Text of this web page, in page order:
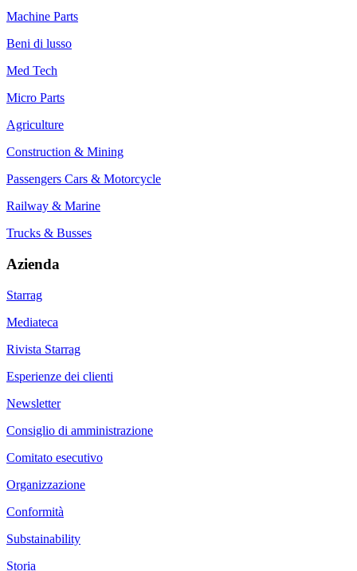
Machine Parts
Beni di lusso
Med Tech
Micro Parts
Agriculture
Construction & Mining
Passengers Cars & Motorcycle
Railway & Marine
Trucks & Busses
Azienda
Starrag
Mediateca
Rivista Starrag
Esperienze dei clienti
Newsletter
Consiglio di amministrazione
Comitato esecutivo
Organizzazione
Conformità
Substainability
Storia